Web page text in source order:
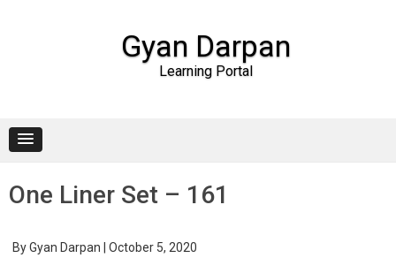
Gyan Darpan
Learning Portal
One Liner Set – 161
ByGyan Darpan October 5, 2020